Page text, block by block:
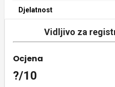
Djelatnost
Vidljivo za
Ocjena
?/10